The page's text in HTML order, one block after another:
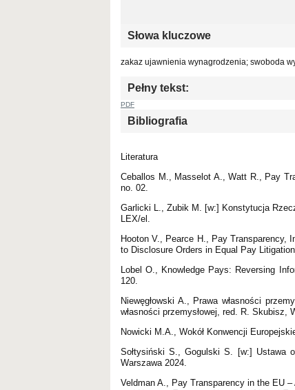
Słowa kluczowe
zakaz ujawnienia wynagrodzenia; swoboda
Pełny tekst:
PDF
Bibliografia
Literatura
Ceballos M., Masselot A., Watt R., Pay
no. 02.
Garlicki L., Zubik M. [w:] Konstytucja
LEX/el.
Hooton V., Pearce H., Pay Transparency,
to Disclosure Orders in Equal Pay
Lobel O., Knowledge Pays: Reversing
120.
Niewęgłowski A., Prawa własności
własności przemysłowej, red. R. Skubisz,
Nowicki M.A., Wokół Konwencji
Sołtysiński S., Gogulski S. [w:] Ustawa
Warszawa 2024.
Veldman A., Pay Transparency in the EU